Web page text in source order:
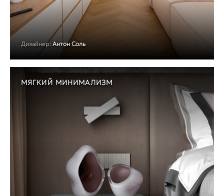
Дизайнер: Антон Соль
МЯГКИЙ МИНИМАЛИЗМ